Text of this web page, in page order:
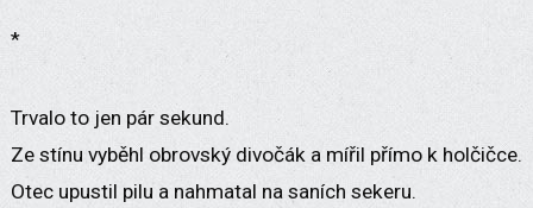
*
Trvalo to jen pár sekund.
Ze stínu vyběhl obrovský divočák a mířil přímo k holčičce.
Otec upustil pilu a nahmatal na saních sekeru.